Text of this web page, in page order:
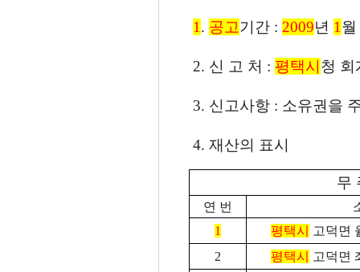
1 . 공고기간 : 2009년 1 월
2. 신 고 처 : 평택시 청
3. 신고사항 : 소유권을
4. 재산의 표시
무
연 번
1
평택시
고덕면
2
평택시
고덕면